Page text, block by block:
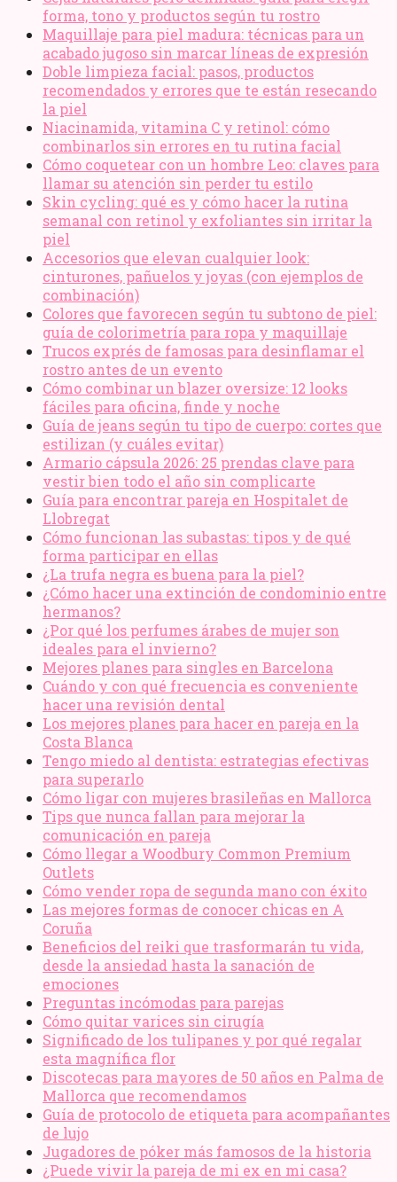
forma, tono y productos según tu rostro
Maquillaje para piel madura: técnicas para un
acabado jugoso sin marcar líneas de expresión
Doble limpieza facial: pasos, productos
recomendados y errores que te están resecando
la piel
Niacinamida, vitamina C y retinol: cómo
combinarlos sin errores en tu rutina facial
Cómo coquetear con un hombre Leo: claves para
llamar su atención sin perder tu estilo
Skin cycling: qué es y cómo hacer la rutina
semanal con retinol y exfoliantes sin irritar la
piel
Accesorios que elevan cualquier look:
cinturones, pañuelos y joyas (con ejemplos de
combinación)
Colores que favorecen según tu subtono de piel:
guía de colorimetría para ropa y maquillaje
Trucos exprés de famosas para desinflamar el
rostro antes de un evento
Cómo combinar un blazer oversize: 12 looks
fáciles para oficina, finde y noche
Guía de jeans según tu tipo de cuerpo: cortes que
estilizan (y cuáles evitar)
Armario cápsula 2026: 25 prendas clave para
vestir bien todo el año sin complicarte
Guía para encontrar pareja en Hospitalet de
Llobregat
Cómo funcionan las subastas: tipos y de qué
forma participar en ellas
¿La trufa negra es buena para la piel?
¿Cómo hacer una extinción de condominio entre
hermanos?
¿Por qué los perfumes árabes de mujer son
ideales para el invierno?
Mejores planes para singles en Barcelona
Cuándo y con qué frecuencia es conveniente
hacer una revisión dental
Los mejores planes para hacer en pareja en la
Costa Blanca
Tengo miedo al dentista: estrategias efectivas
para superarlo
Cómo ligar con mujeres brasileñas en Mallorca
Tips que nunca fallan para mejorar la
comunicación en pareja
Cómo llegar a Woodbury Common Premium
Outlets
Cómo vender ropa de segunda mano​ con éxito
Las mejores formas de conocer chicas en A
Coruña
Beneficios del reiki que trasformarán tu vida,
desde la ansiedad hasta la sanación de
emociones
Preguntas incómodas para parejas
Cómo quitar varices sin cirugía
Significado de los tulipanes y por qué regalar
esta magnífica flor
Discotecas para mayores de 50 años en Palma de
Mallorca que recomendamos
Guía de protocolo de etiqueta para acompañantes
de lujo
Jugadores de póker más famosos de la historia
¿Puede vivir la pareja de mi ex en mi casa?